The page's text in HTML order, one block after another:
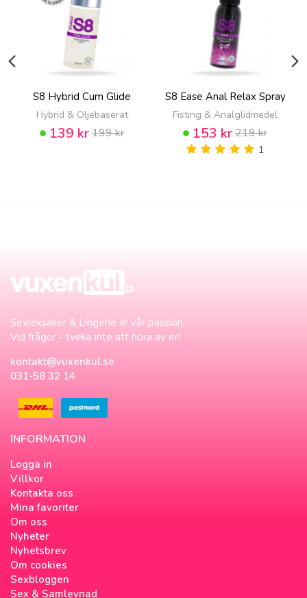
S8 Hybrid Cum Glide
Hybrid & Oljebaserat
139 kr199 kr
S8 Ease Anal Relax Spray
Fisting & Analglidmedel
153 kr219 kr
1
Sexleksaker & Lingerie är vår passion.
Vid frågor - tveka inte att höra av er!
kontakt@vuxenkul.se
031-58 32 14
INFORMATION
Logga in
Villkor
Kontakta oss
Mina favoriter
Om oss
Nyheter
Nyhetsbrev
Om cookies
Sexbloggen
Sex & Samlevnad